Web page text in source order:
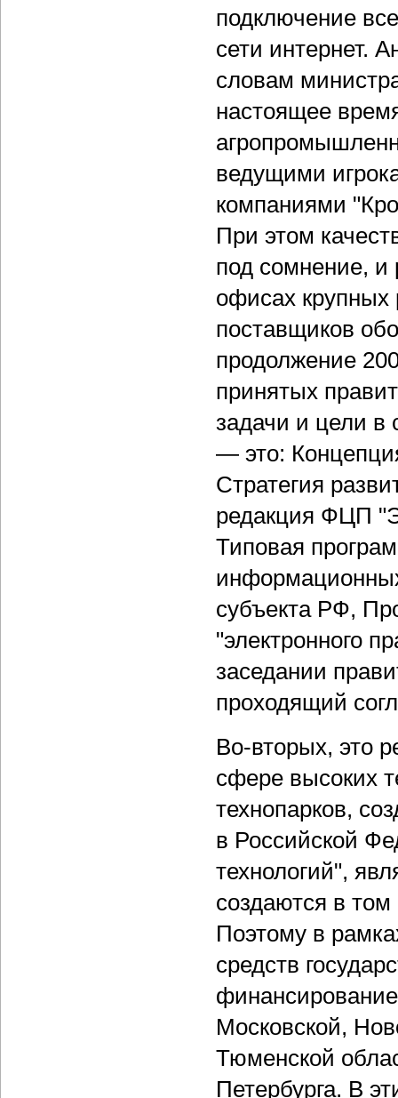
подключение
сети интернет.
словам
настоящее
ведущими
компаниями
При этом
под сомнение, и
офисах
поставщиков
продолжение
принятых
задачи и цели в
— это:
Стратегия
редакция ФЦП
Типовая
субъекта РФ,
"электронного
заседании
проходящий
Во-вторых, это
сфере высоких
технопарков,
в Российской
технологий",
создаются в
Поэтому в
средств
Московской,
Тюменской
Петербурга. В